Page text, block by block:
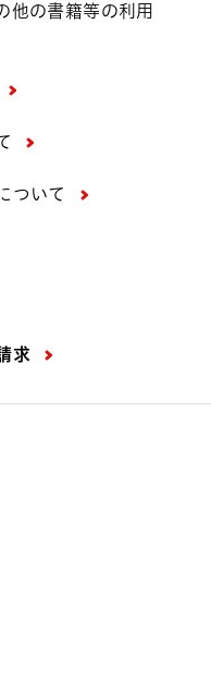
他の書籍等の利用
ついて
求